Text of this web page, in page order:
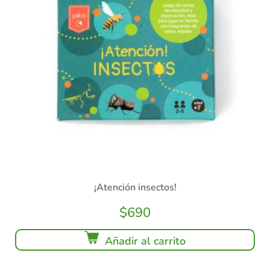
¡Atención insectos!
$690
Añadir al carrito